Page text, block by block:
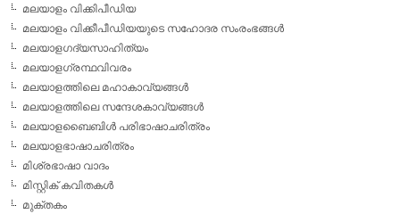
മലയാളം വിക്കിപീഡിയ
മലയാളം വിക്കീപീഡിയയുടെ സഹോദര സംരംഭങ്ങള്‍
മലയാളഗദ്യസാഹിത്യം
മലയാളഗ്രന്ഥവിവരം
മലയാളത്തിലെ മഹാകാവ്യങ്ങള്‍
മലയാളത്തിലെ സന്ദേശകാവ്യങ്ങള്‍
മലയാളബൈബിള്‍ പരിഭാഷാചരിത്രം
മലയാളഭാഷാചരിത്രം
മിശ്രഭാഷാ വാദം
മിസ്റ്റിക് കവിതകള്‍
മുക്തകം